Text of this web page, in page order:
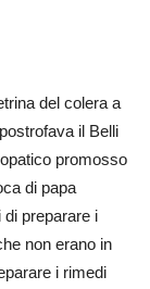
del colera a
il Belli
promosso
di papa
preparare i
non erano in
i rimedi